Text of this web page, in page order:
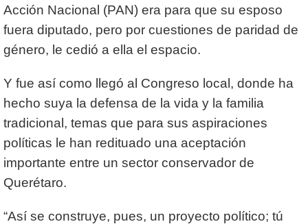
Acción Nacional (PAN) era para que su esposo
fuera diputado, pero por cuestiones de paridad de
género, le cedió a ella el espacio.
Y fue así como llegó al Congreso local, donde ha
hecho suya la defensa de la vida y la familia
tradicional, temas que para sus aspiraciones
políticas le han redituado una aceptación
importante entre un sector conservador de
Querétaro.
“Así se construye, pues, un proyecto político; tú